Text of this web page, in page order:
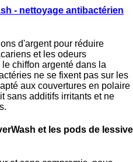
- nettoyage antibactérien
d'argent pour réduire
et les odeurs
chiffon argenté dans la
ne se fixent pas sur les
aux couvertures en polaire
sans additifs irritants et ne
et les pods de lessive